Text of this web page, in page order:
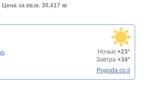
Цена за кв.м. 30,417 ₪
Ночью +23°
Завтра +34°
Pogoda.co.il